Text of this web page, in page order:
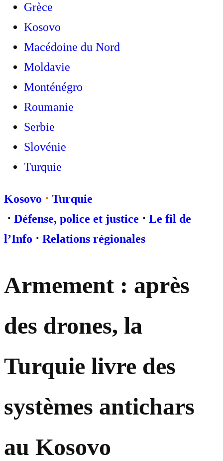
Grèce
Kosovo
Macédoine du Nord
Moldavie
Monténégro
Roumanie
Serbie
Slovénie
Turquie
Kosovo ⋅ Turquie
⋅ Défense, police et justice ⋅ Le fil de
l’Info ⋅ Relations régionales
Armement : après
des drones, la
Turquie livre des
systèmes antichars
au Kosovo